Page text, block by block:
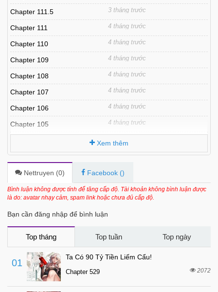
Chapter 111.5 3 tháng trước
Chapter 111 4 tháng trước
Chapter 110 4 tháng trước
Chapter 109 4 tháng trước
Chapter 108 4 tháng trước
Chapter 107 4 tháng trước
Chapter 106 4 tháng trước
Chapter 105 4 tháng trước
Chapter 103 4 tháng trước
Chapter 102 5 tháng trước
Chapter 101 5 tháng trước
5 tháng trước
Chapter 100
Chapter 99 5 tháng trước
Chapter 98
Chapter 97
Chapter 96
Xem thêm
Nettruyen (0) Facebook ()
Bình luận không được tính để tăng cấp độ. Tài khoản không bình luận được
là do: avatar nhạy cảm, spam link hoặc chưa đủ cấp độ.
Bạn cần đăng nhập để bình luận
Top tháng Top tuần Top ngày
01
Ta Có 90 Tỷ Tiền Liếm Cẩu!
Chapter 529 2072